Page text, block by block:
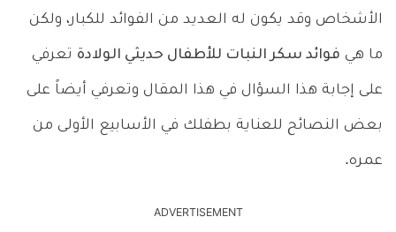
الأشخاص وقد يكون له العديد من الفوائد للكبار، ولكن
ما هي فوائد سكر النبات للأطفال حديثي الولادة تعرفي
على إجابة هذا السؤال في هذا المقال وتعرفي أيضاً على
بعض النصائح للعناية بطفلك في الأسابيع الأولى من
عمره.
ADVERTISEMENT